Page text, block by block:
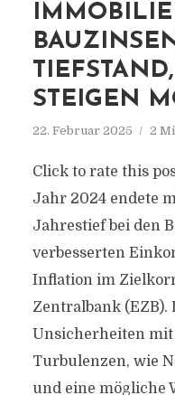
STEIGEN
22. Februar 2025 2
Click to rate this
Jahr 2024 endete
Jahrestief bei den
verbesserten
Inflation im
Zentralbank (EZB).
Unsicherheiten
Turbulenzen, wie
und eine mögliche